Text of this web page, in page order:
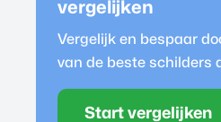
vergelijken
Vergelijk en bespaar
van de beste schilders
Start vergelijken